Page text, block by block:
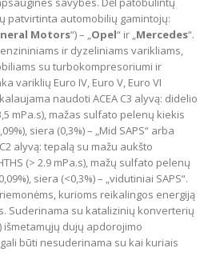
patvirtinta automobilių gamintojų:
Motors“) – „Opel“ ir „Mercedes“.
ir dyzeliniams varikliams,
su turbokompresoriumi ir
variklių Euro IV, Euro V, Euro VI
naudoti ACEA C3 alyvą: didelio
mPa.s), mažas sulfato pelenų kiekis
siera (0,3%) – „Mid SAPS“ arba
alyvą: tepalą su mažu aukšto
(> 2.9 mPa.s), mažų sulfato pelenų
siera (<0,3%) – „vidutiniai SAPS“.
kurioms reikalingos energiją
Suderinama su katalizinių konverterių
išmetamųjų dujų apdorojimo
būti nesuderinama su kai kuriais